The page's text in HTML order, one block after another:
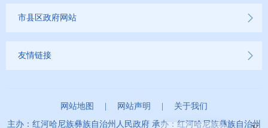
市县区政府网站
友情链接
网站地图 网站声明
关于我们
主办：红河哈尼族彝族自治州人民政府 承办：红河哈尼族彝族自治州